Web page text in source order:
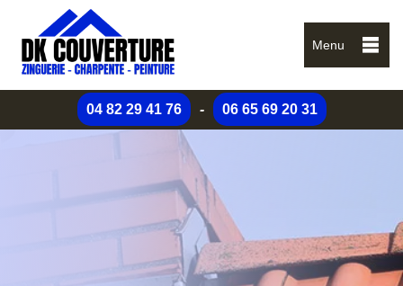
Menu
04 82 29 41 76 - 06 65 69 20 31